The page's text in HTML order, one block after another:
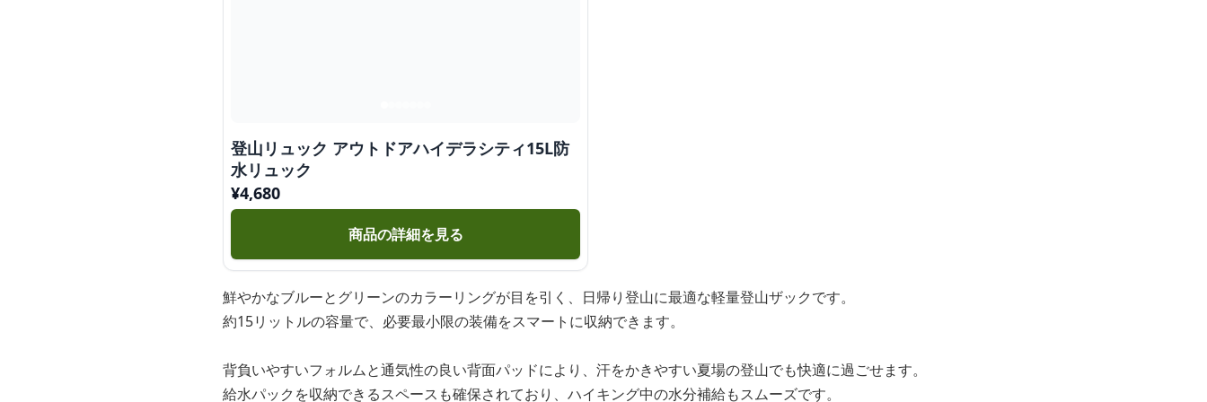
登山リュック アウトドアハイデラシティ15L防
水リュック
¥4,680
商品の詳細を見る
鮮やかなブルーとグリーンのカラーリングが目を引く、日帰り登山に最適な軽量登山ザックです。
約15リットルの容量で、必要最小限の装備をスマートに収納できます。
背負いやすいフォルムと通気性の良い背面パッドにより、汗をかきやすい夏場の登山でも快適に過ごせます。
給水パックを収納できるスペースも確保されており、ハイキング中の水分補給もスムーズです。